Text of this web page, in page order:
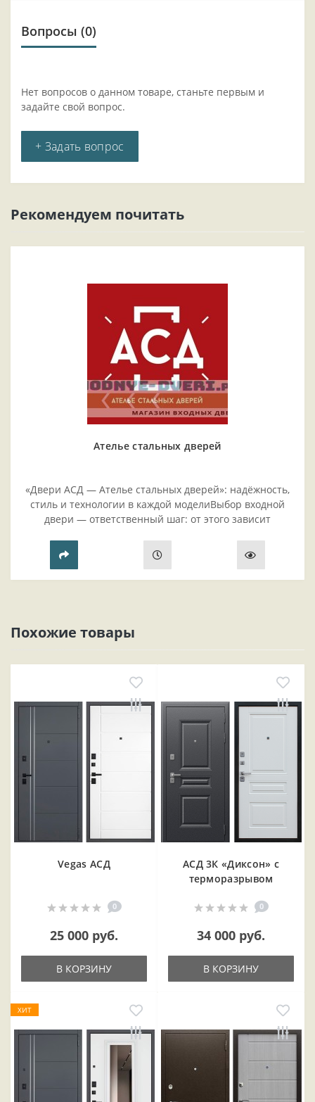
Вопросы (0)
Нет вопросов о данном товаре, станьте первым и
задайте свой вопрос.
+ Задать вопрос
Рекомендуем почитать
Ателье стальных дверей
«Двери АСД — Ателье стальных дверей»: надёжность,
стиль и технологии в каждой моделиВыбор входной
двери — ответственный шаг: от этого зависит
прихожей..
Похожие товары
Vegas АСД
0
25 000 руб.
В КОРЗИНУ
АСД 3К «Диксон» с
терморазрывом
0
34 000 руб.
В КОРЗИНУ
ХИТ